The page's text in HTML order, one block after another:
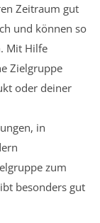
Zeitraum gut
und können so
Mit Hilfe
Zielgruppe
oder deiner
in
zum
besonders gut